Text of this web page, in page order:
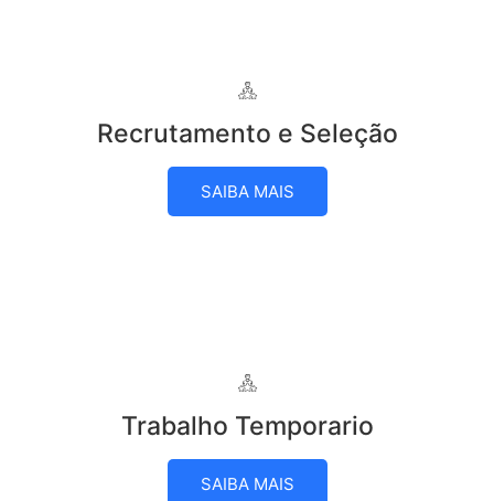
Recrutamento e Seleção
SAIBA MAIS
Trabalho Temporario
SAIBA MAIS